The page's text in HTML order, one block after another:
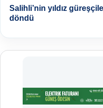
Salihli’nin yıldız
döndü